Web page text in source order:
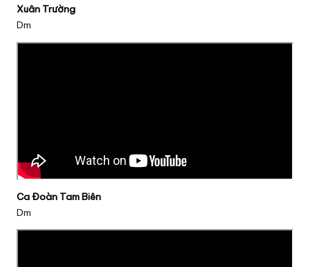
Xuân Trường
Dm
Ca Đoàn Tam Biên
Dm